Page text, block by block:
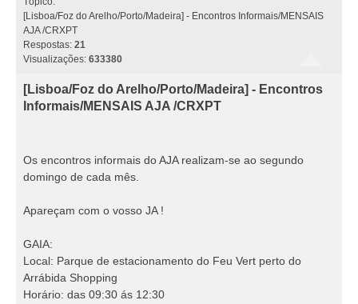
[Lisboa/Foz do Arelho/Porto/Madeira] - Encontros Informais/MENSAIS
AJA /CRXPT
Respostas: 21
Visualizações: 633380
[Lisboa/Foz do Arelho/Porto/Madeira] - Encontros
Informais/MENSAIS AJA /CRXPT
Os encontros informais do AJA realizam-se ao segundo
domingo de cada mês.
Apareçam com o vosso JA !
GAIA:
Local: Parque de estacionamento do Feu Vert perto do
Arrábida Shopping
Horário: das 09:30 ás 12:30